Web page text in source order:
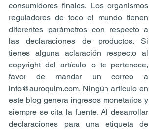
consumidores finales. Los organismos
reguladores de todo el mundo tienen
diferentes parámetros con respecto a
las declaraciones de productos. Si
tienes alguna aclaración respecto al
copyright del artículo o te pertenece,
favor de mandar un correo a
info@auroquim.com. Ningún artículo en
este blog genera ingresos monetarios y
siempre se cita la fuente. Al desarrollar
declaraciones para una etiqueta de